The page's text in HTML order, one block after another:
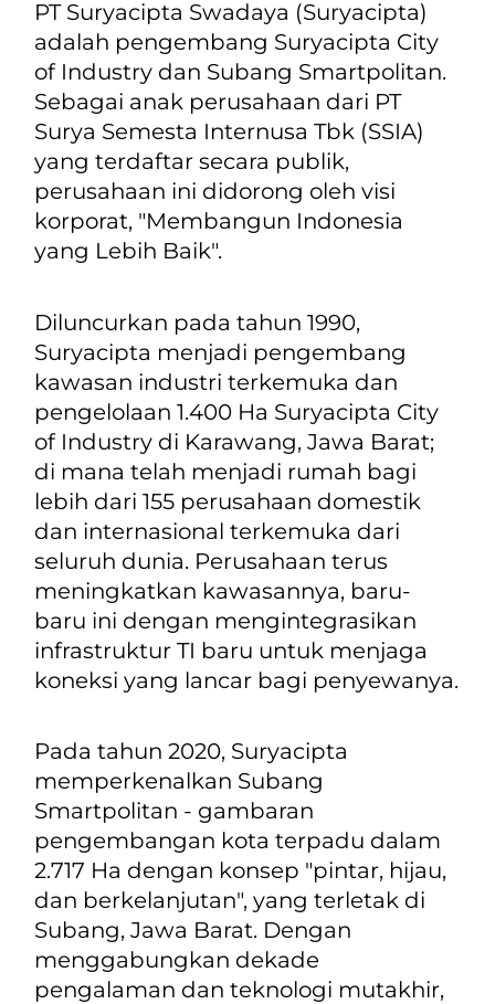
PT Suryacipta Swadaya (Suryacipta)
adalah pengembang Suryacipta City
of Industry dan Subang Smartpolitan.
Sebagai anak perusahaan dari PT
Surya Semesta Internusa Tbk (SSIA)
yang terdaftar secara publik,
perusahaan ini didorong oleh visi
korporat, "Membangun Indonesia
yang Lebih Baik".
Diluncurkan pada tahun 1990,
Suryacipta menjadi pengembang
kawasan industri terkemuka dan
pengelolaan 1.400 Ha Suryacipta City
of Industry di Karawang, Jawa Barat;
di mana telah menjadi rumah bagi
lebih dari 155 perusahaan domestik
dan internasional terkemuka dari
seluruh dunia. Perusahaan terus
meningkatkan kawasannya, baru-
baru ini dengan mengintegrasikan
infrastruktur TI baru untuk menjaga
koneksi yang lancar bagi penyewanya.
Pada tahun 2020, Suryacipta
memperkenalkan Subang
Smartpolitan - gambaran
pengembangan kota terpadu dalam
2.717 Ha dengan konsep "pintar, hijau,
dan berkelanjutan", yang terletak di
Subang, Jawa Barat. Dengan
menggabungkan dekade
pengalaman dan teknologi mutakhir,